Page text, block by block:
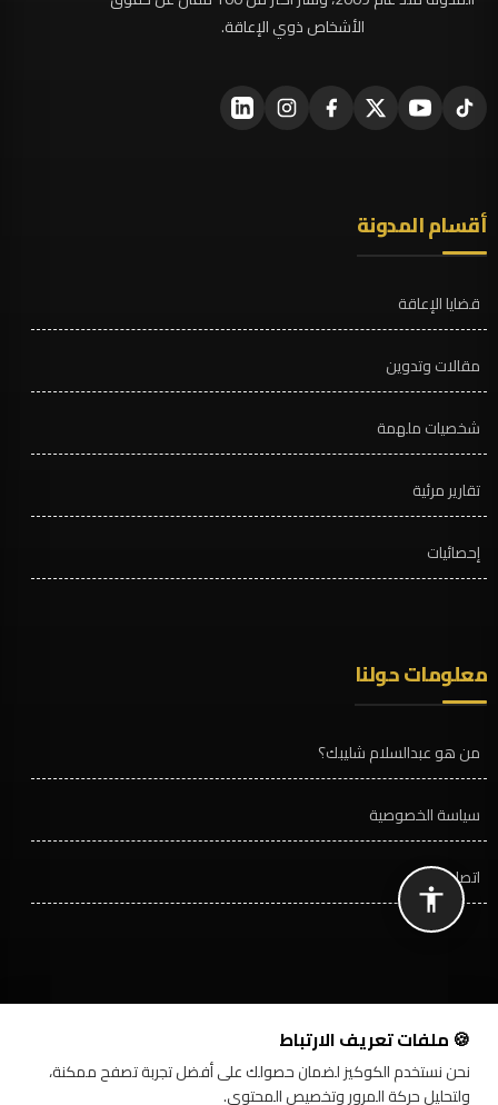
الأشخاص ذوي الإعاقة.
أقسام المدونة
قضايا الإعاقة
مقالات وتدوين
شخصيات ملهمة
تقارير مرئية
إحصائيات
معلومات حولنا
من هو عبدالسلام شليبك؟
سياسة الخصوصية
اتصل بنا
©مدونة - عبدالسلام مصطفى شليبك2009-2026
🍪 ملفات تعريف الارتباط
نحن نستخدم الكوكيز لضمان حصولك على أفضل تجربة تصفح ممكنة،
ولتحليل حركة المرور وتخصيص المحتوى.